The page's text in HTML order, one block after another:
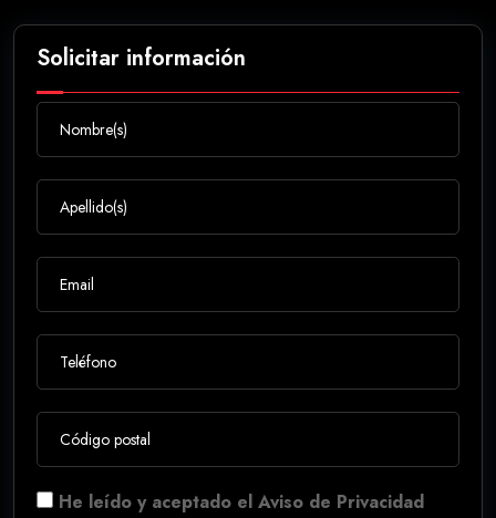
Solicitar información
He leído y aceptado el Aviso de Privacidad